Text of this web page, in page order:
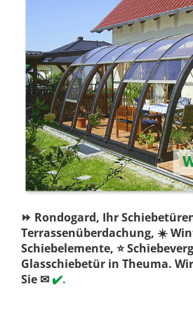
⏩ Rondogard, Ihr
Terrassenüberdachung, ☀️
Schiebelemente, ⭐
Glasschiebetür in Theuma.
Sie ✉✔️.